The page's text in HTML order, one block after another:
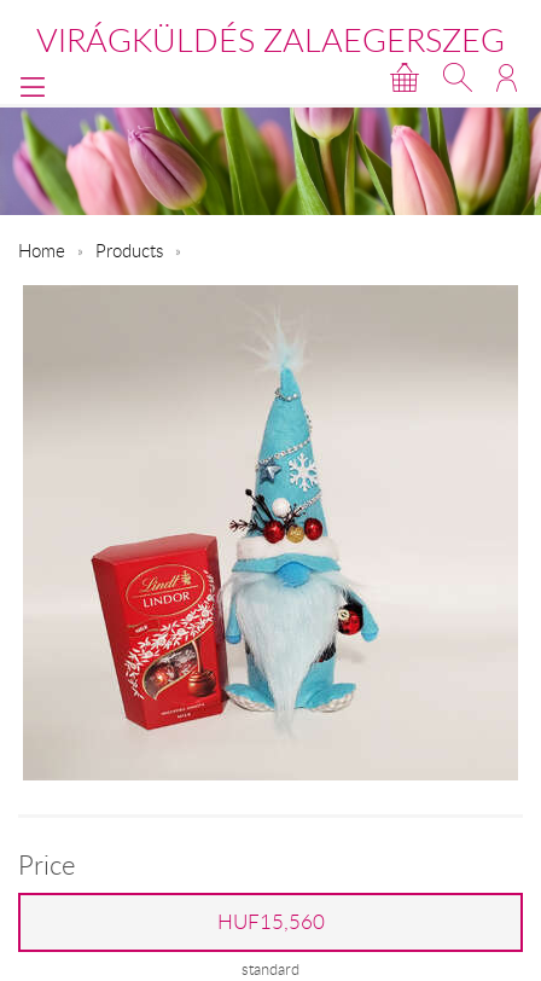
VIRÁGKÜLDÉS ZALAEGERSZEG
Home Products
Price
HUF15,560
standard